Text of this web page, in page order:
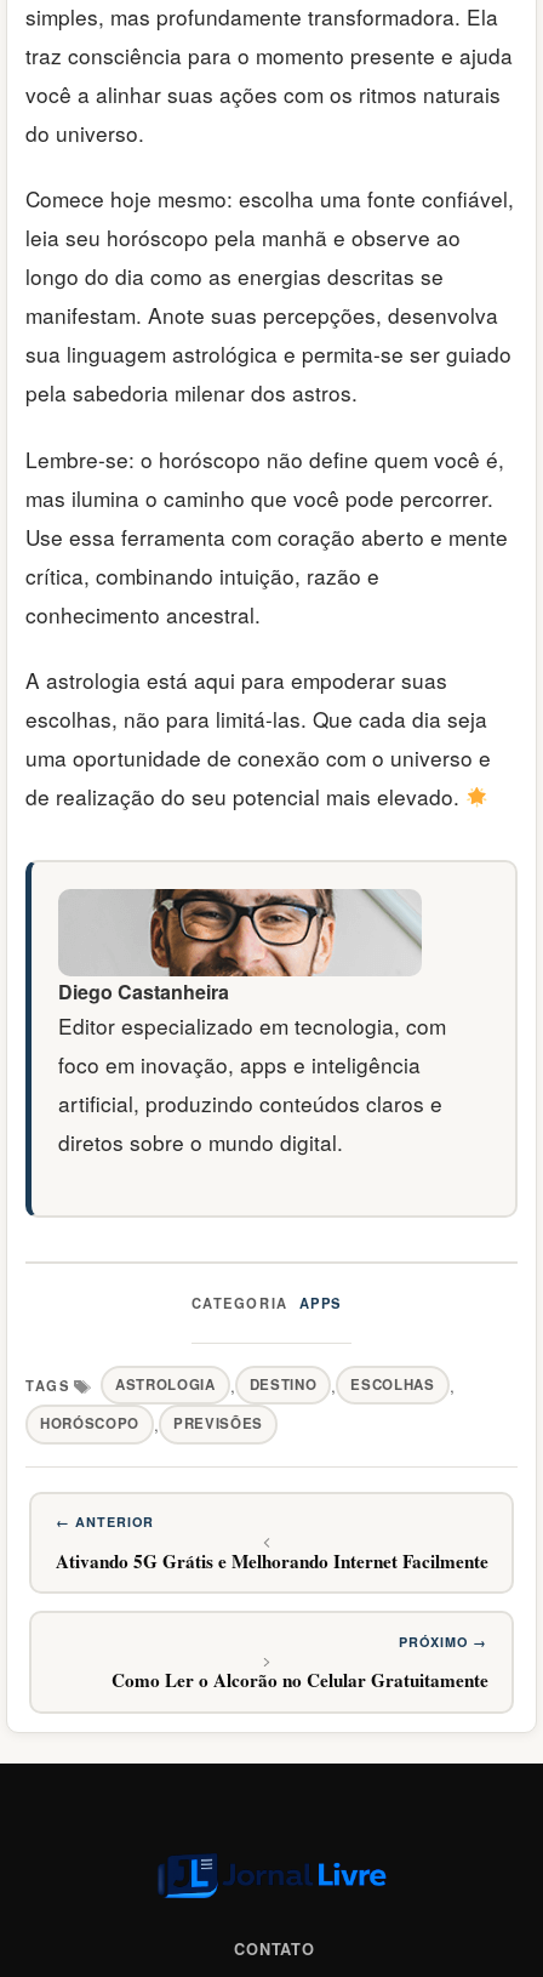
simples, mas profundamente transformadora. Ela
traz consciência para o momento presente e ajuda
você a alinhar suas ações com os ritmos naturais
do universo.
Comece hoje mesmo: escolha uma fonte confiável,
leia seu horóscopo pela manhã e observe ao
longo do dia como as energias descritas se
manifestam. Anote suas percepções, desenvolva
sua linguagem astrológica e permita-se ser guiado
pela sabedoria milenar dos astros.
Lembre-se: o horóscopo não define quem você é,
mas ilumina o caminho que você pode percorrer.
Use essa ferramenta com coração aberto e mente
crítica, combinando intuição, razão e
conhecimento ancestral.
A astrologia está aqui para empoderar suas
escolhas, não para limitá-las. Que cada dia seja
uma oportunidade de conexão com o universo e
de realização do seu potencial mais elevado.
Diego Castanheira
Editor especializado em tecnologia, com
foco em inovação, apps e inteligência
artificial, produzindo conteúdos claros e
diretos sobre o mundo digital.
Categorias APPS
Tags
ASTROLOGIA , DESTINO , ESCOLHAS ,
HORÓSCOPO , PREVISÕES
Ativando 5G Grátis e Melhorando Internet Facilmente
Como Ler o Alcorão no Celular Gratuitamente
CONTATO